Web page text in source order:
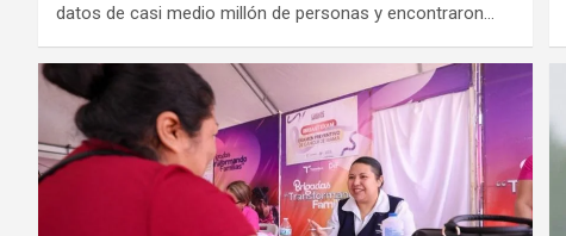
datos de casi medio millón de personas y encontraron…